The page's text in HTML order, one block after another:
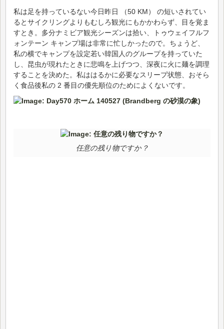
私は足を持っているない今日昨日 （50 KM） の短いされてい
るとサイクリングよりもむしろ観光にもかかわらず、目を覚ま
すとき。多分ナミビア観光シーズンは拾い、トゥウェイフルフ
ォンテーン キャンプ場は非常に忙しかったので。ちょうど、
私の横でキャンプを設定若い韓国人のグループを持っていた
し、昆虫が現れたときに悲鳴を上げつつ、深夜に火に麺を調理
することを決めた。私ははるかに必要なスリープ状態、おそら
く食品後私の 2 番目の優先順位のためによくないです。
任意の残り物ですか？